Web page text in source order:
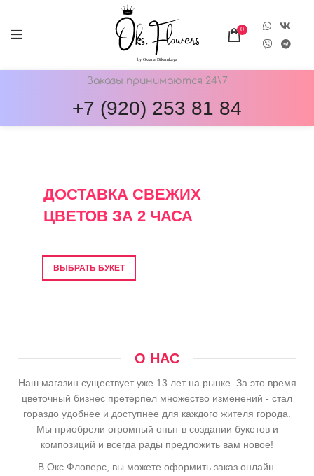
0
Заказы принимаются 24\7
+7 (920) 253 81 84
ДОСТАВКА СВЕЖИХ
ЦВЕТОВ ЗА 2 ЧАСА
ВЫБРАТЬ БУКЕТ
О НАС
Наш магазин существует уже 13 лет на рынке. За это время
цветочный бизнес претерпел множество изменений - стал
гораздо удобнее и доступнее для каждого жителя города.
Мы приобрели огромный опыт в создании букетов и
композиций и всегда рады предложить вам новое!
В Окс.Фловерс, вы можете оформить заказ онлайн.